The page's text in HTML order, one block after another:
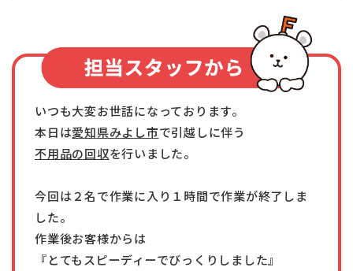
いつも大変お世話になっております。
本日は愛知県みよし市で引越しに伴う
不用品の回収を行いました。
今回は２名で作業に入り１時間で作業が終了しま
した。
作業後お客様からは
『とてもスピーディーでびっくりしました』